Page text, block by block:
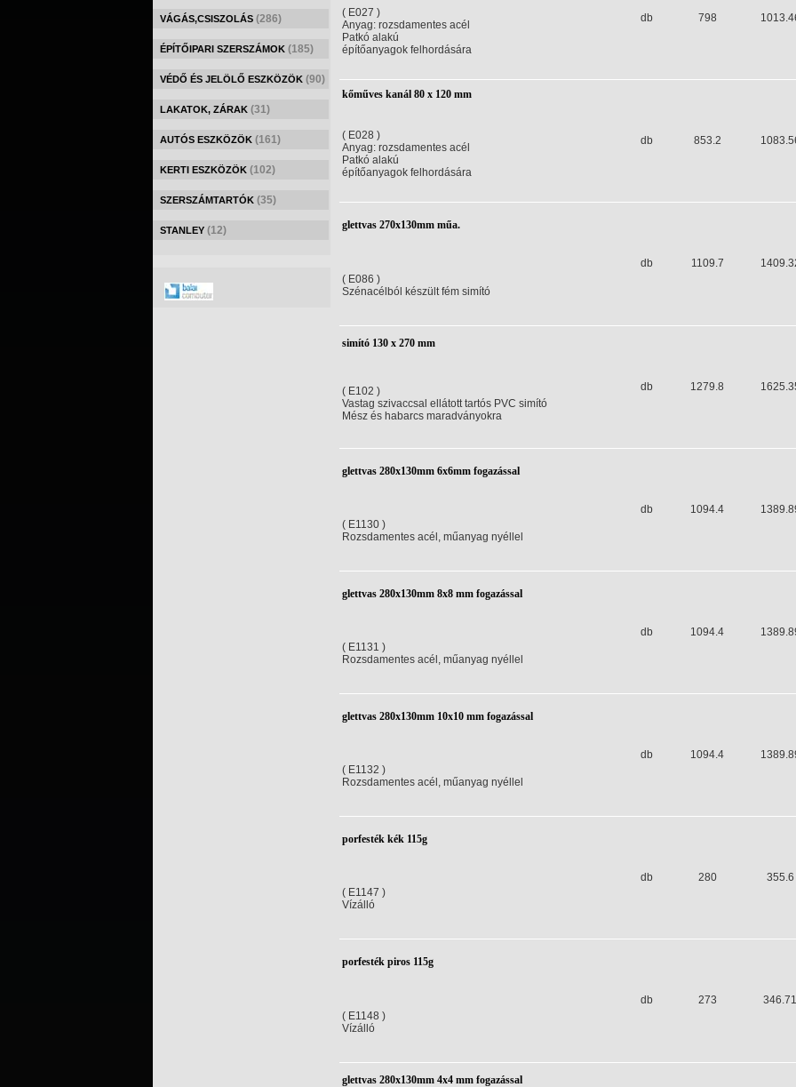
VÁGÁS,CSISZOLÁS (286)
ÉPÍTŐIPARI SZERSZÁMOK (185)
VÉDŐ ÉS JELÖLŐ ESZKÖZÖK (90)
LAKATOK, ZÁRAK (31)
AUTÓS ESZKÖZÖK (161)
KERTI ESZKÖZÖK (102)
SZERSZÁMTARTÓK (35)
STANLEY (12)
db 798
( E027 )
Anyag: rozsdamentes acél
Patkó alakú
építőanyagok felhordására
kőműves kanál 80 x 120 mm
db 853.2
( E028 )
Anyag: rozsdamentes acél
Patkó alakú
építőanyagok felhordására
glettvas 270x130mm műa.
db 1109.7
( E086 )
Szénacélból készült fém simító
simító 130 x 270 mm
db 1279.8
( E102 )
Vastag szivaccsal ellátott tartós PVC simító
Mész és habarcs maradványokra
glettvas 280x130mm 6x6mm fogazással
db 1094.4
( E1130 )
Rozsdamentes acél, műanyag nyéllel
glettvas 280x130mm 8x8 mm fogazással
db 1094.4
( E1131 )
Rozsdamentes acél, műanyag nyéllel
glettvas 280x130mm 10x10 mm fogazással
db 1094.4
( E1132 )
Rozsdamentes acél, műanyag nyéllel
porfesték kék 115g
db 280
355.6
( E1147 )
Vízálló
porfesték piros 115g
db 273
346.71
( E1148 )
Vízálló
glettvas 280x130mm 4x4 mm fogazással